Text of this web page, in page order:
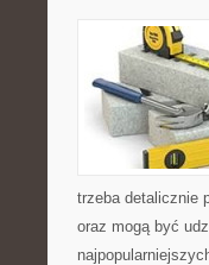
trzeba detalicznie
oraz mogą być